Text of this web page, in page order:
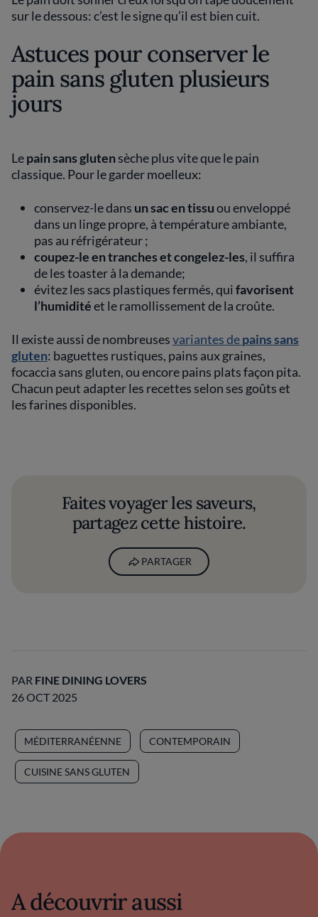
sur le dessous: c’est le signe qu’il est bien cuit.
Astuces pour conserver le
pain sans gluten plusieurs
jours
Lepain sans glutensèche plus vite que le pain
classique. Pour le garder moelleux:
conservez-le dans un sac en tissuou enveloppé
dans un linge propre, à température ambiante,
pas au réfrigérateur ;
coupez-le en tranches et congelez-les, il suffira
de les toaster à la demande;
évitez les sacs plastiques fermés, quifavorisent
l’humiditéet le ramollissement de la croûte.
Il existe aussi de nombreusesvariantes depains sans
gluten: baguettes rustiques, pains aux graines,
focaccia sans gluten, ou encore pains plats façon pita.
Chacun peut adapter les recettes selon ses goûts et
les farines disponibles.
Faites voyager les saveurs,
partagez cette histoire.
PARTAGER
PAR FINE DINING LOVERS
26 OCT 2025
MÉDITERRANÉENNE CONTEMPORAIN
CUISINE SANS GLUTEN
A découvrir aussi